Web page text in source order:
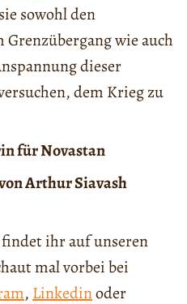
sowohl den
Grenzübergang wie auch
dieser
dem Krieg zu
für Novastan
Arthur Siavash
ihr auf unseren
mal vorbei bei
, Linkedinoder